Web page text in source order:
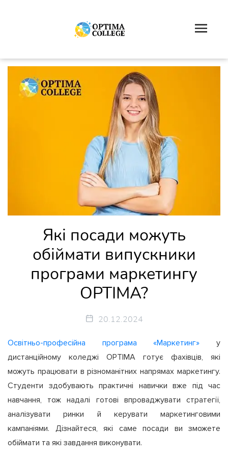
Які посади можуть
обіймати випускники
програми маркетингу
OPTIMA?
20.12.2024
Освітньо-професійна програма «Маркетинг» у
дистанційному коледжі OPTIMA готує фахівців, які
можуть працювати в різноманітних напрямах маркетингу.
Студенти здобувають практичні навички вже під час
навчання, тож надалі готові впроваджувати стратегії,
аналізувати ринки й керувати маркетинговими
кампаніями. Дізнайтеся, які саме посади ви зможете
обіймати та які завдання виконувати.